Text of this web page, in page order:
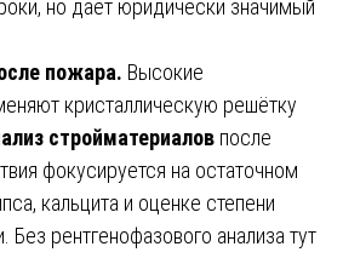
но даёт юридически значимый
пожара. Высокие
кристаллическую решётку
стройматериалов после
фокусируется на остаточном
кальцита и оценке степени
Без рентгенофазового анализа тут